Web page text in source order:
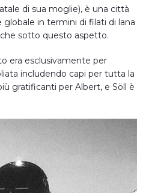
di sua moglie), è una città
in termini di filati di lana
sotto questo aspetto.
era esclusivamente per
includendo capi per tutta la
gratificanti per Albert, e Söll è